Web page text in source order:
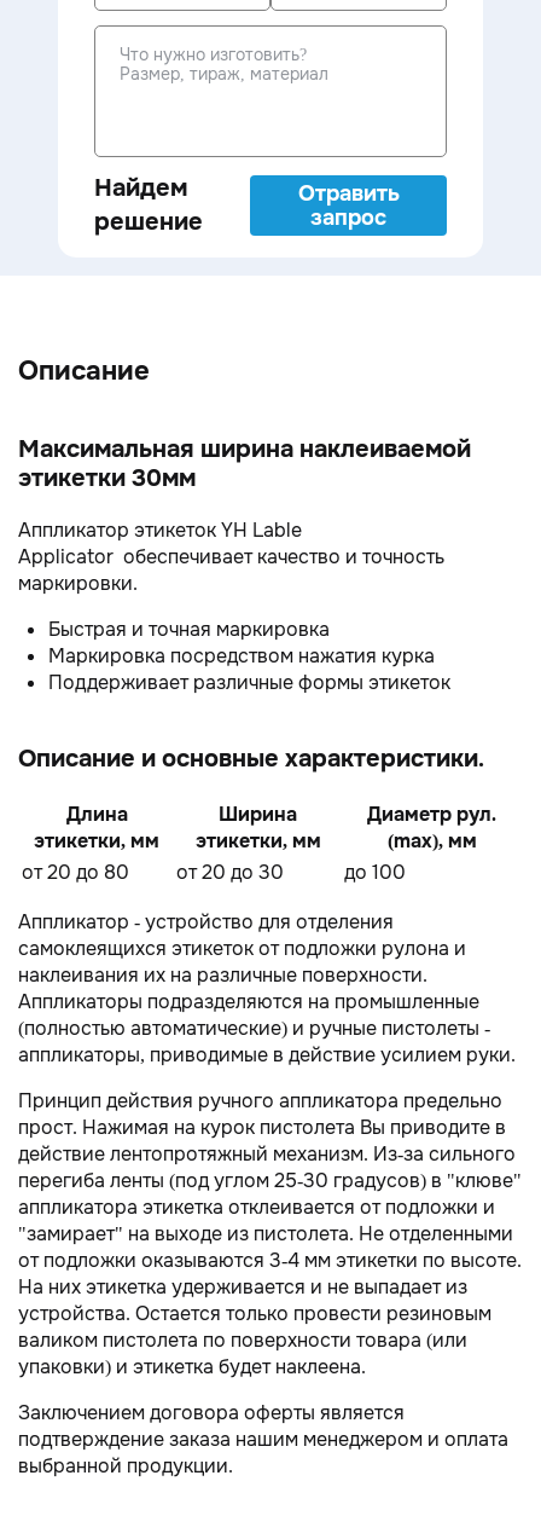
Найдем
решение
Отравить
запрос
Описание
Максимальная ширина наклеиваемой
этикетки 30мм
Аппликатор этикеток YH Lable
Applicator обеспечивает качество и точность
маркировки.
Быстрая и точная маркировка
Маркировка посредством нажатия курка
Поддерживает различные формы этикеток
Описание и основные характеристики.
Длина
этикетки, мм
Ширина
этикетки, мм
Диаметр рул.
(max), мм
от 20 до 80
от 20 до 30
до 100
Аппликатор - устройство для отделения
самоклеящихся этикеток от подложки рулона и
наклеивания их на различные поверхности.
Аппликаторы подразделяются на промышленные
(полностью автоматические) и ручные пистолеты -
аппликаторы, приводимые в действие усилием руки.
Принцип действия ручного аппликатора предельно
прост. Нажимая на курок пистолета Вы приводите в
действие лентопротяжный механизм. Из-за сильного
перегиба ленты (под углом 25-30 градусов) в "клюве"
аппликатора этикетка отклеивается от подложки и
"замирает" на выходе из пистолета. Не отделенными
от подложки оказываются 3-4 мм этикетки по высоте.
На них этикетка удерживается и не выпадает из
устройства. Остается только провести резиновым
валиком пистолета по поверхности товара (или
упаковки) и этикетка будет наклеена.
Заключением договора оферты является
подтверждение заказа нашим менеджером и оплата
выбранной продукции.